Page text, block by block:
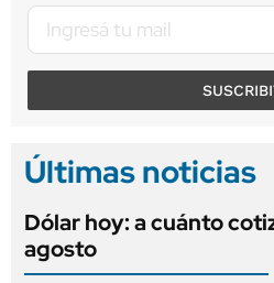
Últimas noticias
Dólar hoy: a cuánto
agosto